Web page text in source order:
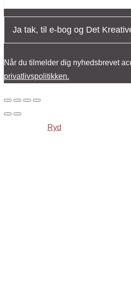
Ryd
Ja tak, til e-bog og Det
Når du tilmelder dig nyhedsbrevet
privatlivspolitikken.